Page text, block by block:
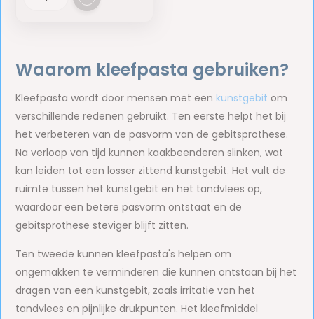
Waarom kleefpasta gebruiken?
Kleefpasta wordt door mensen met een kunstgebit om
verschillende redenen gebruikt. Ten eerste helpt het bij
het verbeteren van de pasvorm van de gebitsprothese.
Na verloop van tijd kunnen kaakbeenderen slinken, wat
kan leiden tot een losser zittend kunstgebit. Het vult de
ruimte tussen het kunstgebit en het tandvlees op,
waardoor een betere pasvorm ontstaat en de
gebitsprothese steviger blijft zitten.
Ten tweede kunnen kleefpasta's helpen om
ongemakken te verminderen die kunnen ontstaan bij het
dragen van een kunstgebit, zoals irritatie van het
tandvlees en pijnlijke drukpunten. Het kleefmiddel